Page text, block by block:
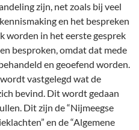
zijn, net zoals bij veel
en het bespreken
worden in het eerste gesprek
besproken, omdat dat mede
en geoefend worden.
vastgelegd wat de
bevind. Dit wordt gedaan
Dit zijn de “Nijmeegse
en de “Algemene